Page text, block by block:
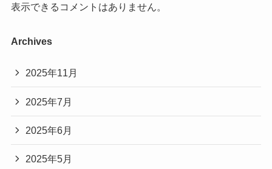
表示できるコメントはありません。
Archives
2025年11月
2025年7月
2025年6月
2025年5月